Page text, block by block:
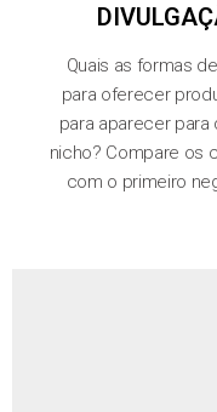
Quais as formas
para oferecer
para aparecer
nicho? Compare os
com o primeiro